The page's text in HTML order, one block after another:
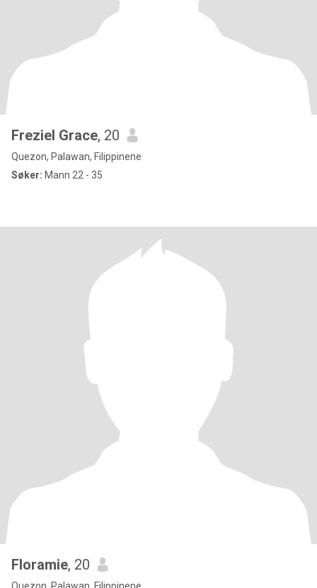
Freziel Grace, 20
Quezon, Palawan, Filippinene
Søker: Mann 22 - 35
Floramie, 20